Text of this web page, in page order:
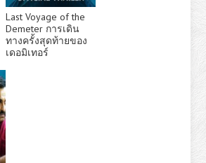
Last Voyage of the
Demeter การเดิน
ทางครั้งสุดท้ายของ
เดอมิเทอร์